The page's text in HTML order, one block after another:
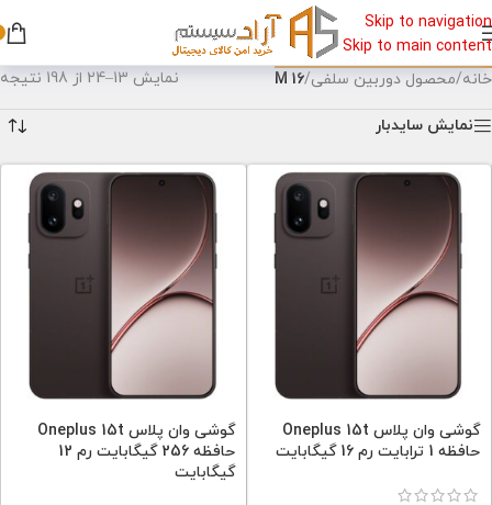
Skip to navigation
Skip to main content
خانه/محصول دوربین سلفی/
16 M نمایش 13–24 از 198 نتیجه
نمایش سایدبار
گوشی وان پلاس Oneplus 15t
حافظه 1 ترابایت رم 16 گیگابایت
گوشی وان پلاس Oneplus 15t
حافظه 256 گیگابایت رم 12
گیگابایت